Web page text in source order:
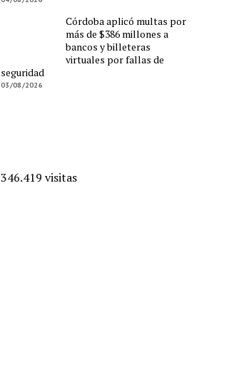
Córdoba aplicó multas por
más de $386 millones a
bancos y billeteras
virtuales por fallas de
seguridad
03/08/2026
346.419 visitas